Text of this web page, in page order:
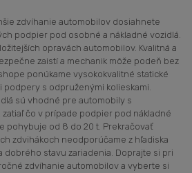
zdvíhanie automobilov dosiahnete
podpier pod osobné a nákladné vozidlá.
opravách automobilov. Kvalitná a
zaistí a mechanik môže podeň bez
ponúkame vysokokvalitné statické
s odpruženými kolieskami.
sú vhodné pre automobily s
čo v prípade podpier pod nákladné
pohybuje od 8 do 20 t. Prekračovať
zdvihákoch neodporúčame z hľadiska
dobrého stavu zariadenia. Doprajte si pri
zdvíhanie automobilov a vyberte si